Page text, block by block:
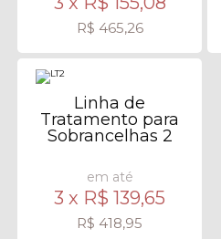
R$ 465,26
Linha de
Tratamento para
Sobrancelhas 2
em até
3 x R$ 139,65
R$ 418,95